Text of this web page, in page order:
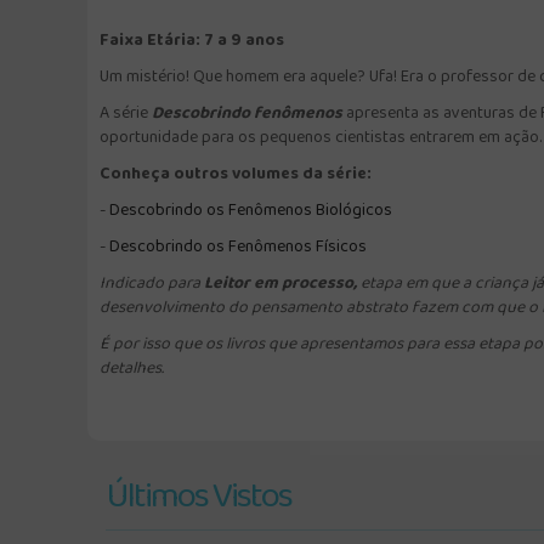
Faixa Etária: 7 a 9 anos
Um mistério! Que homem era aquele? Ufa! Era o professor
A sérieDescobrindo fenômenosapresenta as aventuras
oportunidade para os pequenos cientistas entrarem em ação.
Conheça outros volumes da série:
-Descobrindo os Fenômenos Biológicos
-Descobrindo os Fenômenos Físicos
Indicado paraLeitor em processo,etapa em que a criança
desenvolvimento do pensamento abstrato fazem com que
É por isso que os livros que apresentamos para essa etapa
detalhes.
Últimos Vistos